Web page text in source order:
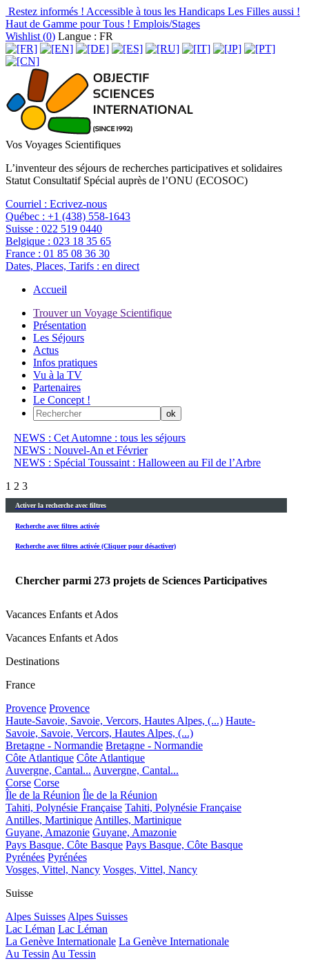
Restez informés ! Accessible à tous les Handicaps Les Filles aussi !
Haut de Gamme pour Tous ! Emplois/Stages
Wishlist (0) Langue : FR
Vos Voyages Scientifiques
L’inventeur des séjours de recherches participatives et solidaires
Statut Consultatif Spécial auprès de l’ONU (ECOSOC)
Courriel : Ecrivez-nous
Québec : +1 (438) 558-1643
Suisse : 022 519 0440
Belgique : 023 18 35 65
France : 01 85 08 36 30
Dates, Places, Tarifs : en direct
Accueil
Trouver un Voyage Scientifique
Présentation
Les Séjours
Actus
Infos pratiques
Vu à la TV
Partenaires
Le Concept !
NEWS : Cet Automne : tous les séjours
NEWS : Nouvel-An et Février
NEWS : Spécial Toussaint : Halloween au Fil de l’Arbre
1 2 3
Activer la recherche avec filtres
Recherche avec filtres activée
Recherche avec filtres activée (Cliquer pour désactiver)
Chercher parmi 273 projets de Sciences Participatives
Vacances Enfants et Ados
Vacances Enfants et Ados
Destinations
France
Provence Provence
Haute-Savoie, Savoie, Vercors, Hautes Alpes, (...) Haute-
Savoie, Savoie, Vercors, Hautes Alpes, (...)
Bretagne - Normandie Bretagne - Normandie
Côte Atlantique Côte Atlantique
Auvergne, Cantal... Auvergne, Cantal...
Corse Corse
Île de la Réunion Île de la Réunion
Tahiti, Polynésie Française Tahiti, Polynésie Française
Antilles, MartiniqueAntilles, Martinique
Guyane, Amazonie Guyane, Amazonie
Pays Basque, Côte Basque Pays Basque, Côte Basque
Pyrénées Pyrénées
Vosges, Vittel, Nancy Vosges, Vittel, Nancy
Suisse
Alpes SuissesAlpes Suisses
Lac Léman Lac Léman
La Genève Internationale La Genève Internationale
Au TessinAu Tessin